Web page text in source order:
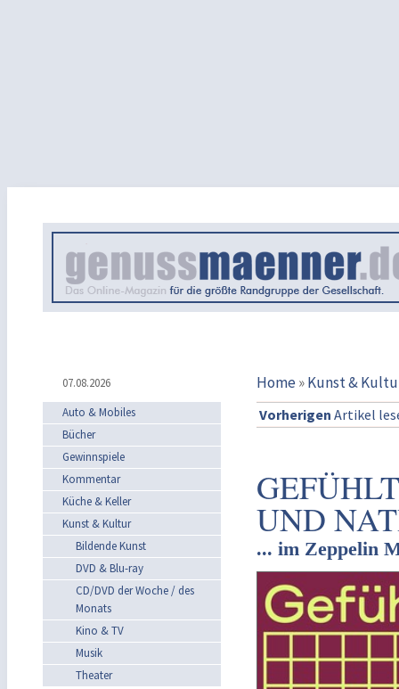
07.08.2026 Home»Kunst &
Auto & Mobiles
Bücher
Gewinnspiele
Kommentar
Küche & Keller
Kunst & Kultur
Bildende Kunst
DVD & Blu-ray
CD/DVD der Woche / des
Monats
Kino & TV
Musik
Theater
Vorherigen Artikel
UND
... im Zeppelin